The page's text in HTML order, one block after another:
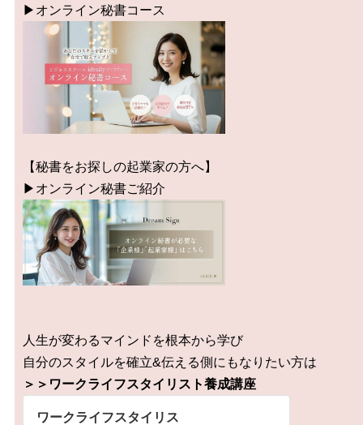
▶︎オンライン秘書コース
【秘書をお探しの起業家の方へ】
▶︎オンライン秘書ご紹介
人生が変わるマインドを根本から学び
自分のスタイルを確立&伝える側にもなりたい方は
＞＞ワークライフスタイリスト養成講座
ワークライフスタイリス